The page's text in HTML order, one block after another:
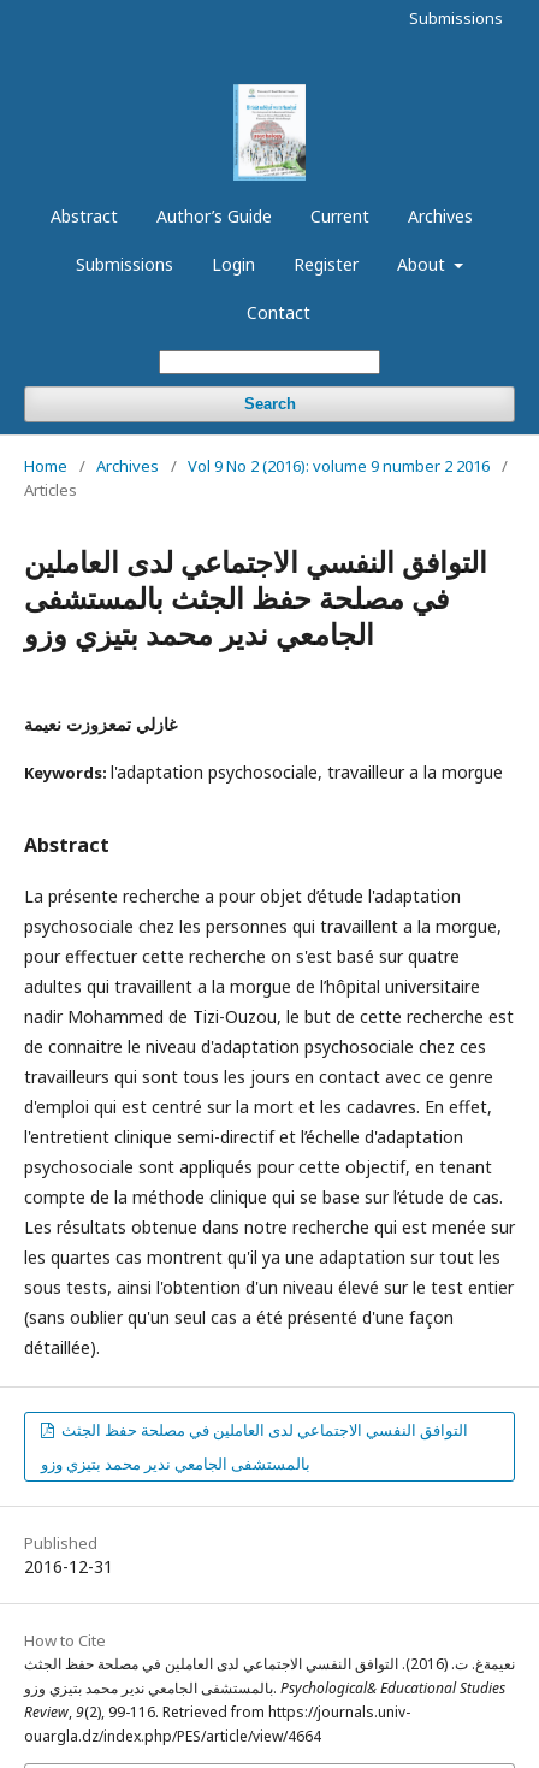
Abstract Author’s Guide Current Archives
Submissions Login Register About
Contact
Search
Submissions
Home / Archives / Vol 9 No 2 (2016): volume 9 number 2 2016 /
Articles
التوافق النفسي الاجتماعي لدى العاملين
في مصلحة حفظ الجثث بالمستشفى
الجامعي ندير محمد بتيزي وزو
غازلي تمعزوزت نعيمة
Keywords: l'adaptation psychosociale, travailleur a la morgue
Abstract
La présente recherche a pour objet d’étude l'adaptation
psychosociale chez les personnes qui travaillent a la morgue,
pour effectuer cette recherche on s'est basé sur quatre
adultes qui travaillent a la morgue de l’hôpital universitaire
nadir Mohammed de Tizi-Ouzou, le but de cette recherche est
de connaitre le niveau d'adaptation psychosociale chez ces
travailleurs qui sont tous les jours en contact avec ce genre
d'emploi qui est centré sur la mort et les cadavres. En effet,
l'entretient clinique semi-directif et l’échelle d'adaptation
psychosociale sont appliqués pour cette objectif, en tenant
compte de la méthode clinique qui se base sur l’étude de cas.
Les résultats obtenue dans notre recherche qui est menée sur
les quartes cas montrent qu'il ya une adaptation sur tout les
sous tests, ainsi l'obtention d'un niveau élevé sur le test entier
(sans oublier qu'un seul cas a été présenté d'une façon
détaillée).
التوافق النفسي الاجتماعي لدى العاملين في مصلحة حفظ الجثث
بالمستشفى الجامعي ندير محمد بتيزي وزو
Published
2016-12-31
How to Cite
نعيمةغ. ت. (2016). التوافق النفسي الاجتماعي لدى العاملين في مصلحة حفظ الجثث
بالمستشفى الجامعي ندير محمد بتيزي وزو. Psychological& Educational Studies
Review,9(2), 99-116. Retrieved from https://journals.univ-
ouargla.dz/index.php/PES/article/view/4664